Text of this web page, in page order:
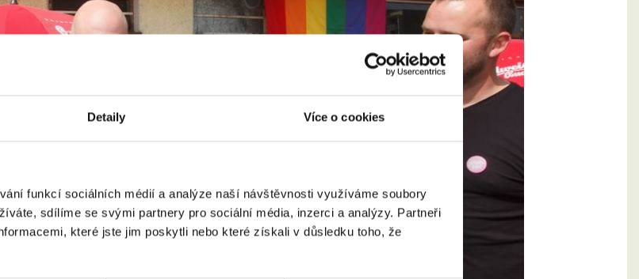
Detaily Více o cookies
funkcí sociálních médií a analýze naší návštěvnosti využíváme soubory
sdílíme se svými partnery pro sociální média, inzerci a analýzy. Partneři
které jste jim poskytli nebo které získali v důsledku toho, že